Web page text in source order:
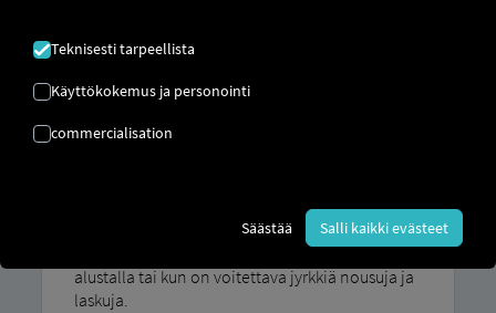
MAASTOAJO
Ajo-ohjelma: Maastoajo
suunniteltu ajoon vaikeissa olosuhteissa:
esimerkiksi silloin, kun tarvitaan maksimaalista
pitoa epätasaisessa maastossa tai pehmeällä
alustalla tai kun on voitettava jyrkkiä nousuja ja
laskuja.
Teknisesti tarpeellista
Käyttökokemus ja personointi
commercialisation
Säästää Salli kaikki evästeet